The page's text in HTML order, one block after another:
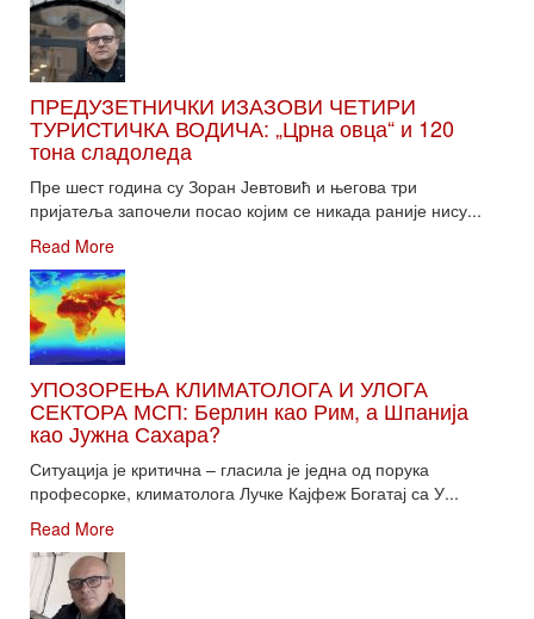
ПРЕДУЗЕТНИЧКИ ИЗАЗОВИ ЧЕТИРИ
ТУРИСТИЧКА ВОДИЧА: „Црна овца“ и 120
тона сладоледа
Пре шест година су Зоран Јевтовић и његова три
пријатеља започели посао којим се никада раније нису...
Read More
УПОЗОРЕЊА КЛИМАТОЛОГА И УЛОГА
СЕКТОРА МСП: Берлин као Рим, а Шпанија
као Јужна Сахара?
Ситуација је критична – гласила је једна од порука
професорке, климатолога Лучке Кајфеж Богатај са У...
Read More